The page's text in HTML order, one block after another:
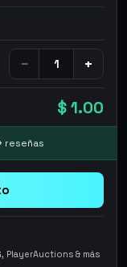
− +
$ 1.00
reseñas
& más